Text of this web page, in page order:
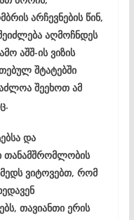
არჩევნების წინ,
აღმოჩნდეს
აშშ-ის ვიზის
შტატებში
შეეხოთ ამ
და
თანამშრომლობის
ვიტოვებთ, რომ
თავიანთი ერის